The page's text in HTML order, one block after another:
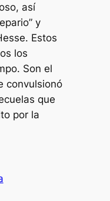
así
y
Estos
los
Son el
convulsionó
que
por la